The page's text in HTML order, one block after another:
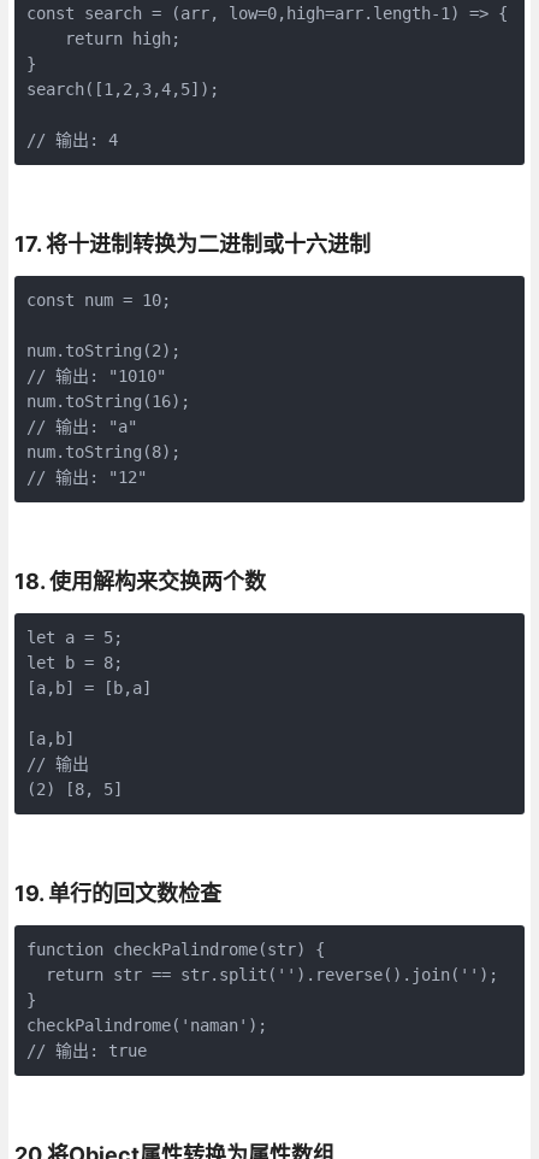
const search = (arr, low=0,high=arr.length-1) => {
    return high;
}
search([1,2,3,4,5]);
// 输出: 4
17. 将十进制转换为二进制或十六进制
const num = 10;
num.toString(2);
// 输出: "1010"
num.toString(16);
// 输出: "a"
num.toString(8);
// 输出: "12"
18. 使用解构来交换两个数
let a = 5;
let b = 8;
[a,b] = [b,a]
[a,b]
// 输出
(2) [8, 5]
19. 单行的回文数检查
function checkPalindrome(str) {
  return str == str.split('').reverse().join('');
}
checkPalindrome('naman');
// 输出: true